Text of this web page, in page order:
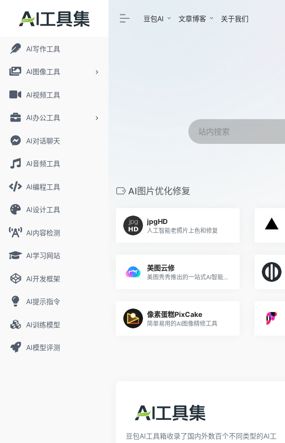
AI写作工具
AI图像工具
AI视频工具
AI办公工具
AI对话聊天
AI音频工具
AI编程工具
AI设计工具
AI内容检测
AI学习网站
AI开发框架
AI提示指令
AI训练模型
AI模型评测
豆包AI 文章博客 关于我们
AI图片优化修复
jpgHD
人工智能老照片上色和修复
美图云修
美图秀秀推出的一站式AI智能修图软件
像素蛋糕PixCake
简单易用的AI图像精修工具
豆包AI工具箱收录了国内外数百个不同类型的AI工